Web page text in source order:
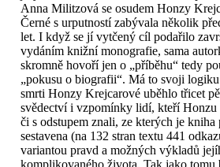
Anna Militzová se osudem Honzy
Černé s urputností zabývala několik
let. I když se jí vytčený cíl podařilo
vydáním knižní monografie, sama
skromně hovoří jen o „příběhu“ tedy
„pokusu o biografii“. Má to svoji
smrti Honzy Krejcarové uběhlo třicet
svědectví i vzpomínky lidí, kteří Honzu
či s odstupem znali, ze kterých je kniha
sestavena (na 132 stran textu 441
variantou pravd a možných výkladů
komplikovaného života. Tak jako tomu